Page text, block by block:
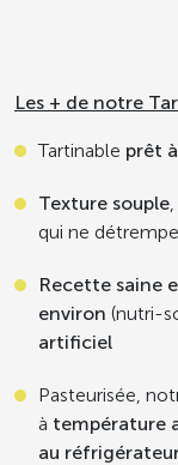
Les + de notre
Tartinable prêt
Texture souple,
qui ne
Recette saine
environ (nutri-
artificiel
Pasteurisée,
à température
au